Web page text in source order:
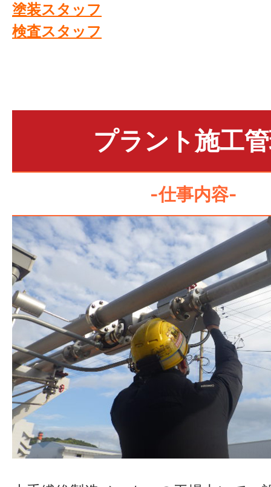
塗装スタッフ
検査スタッフ
プラント施工
-仕事内容-